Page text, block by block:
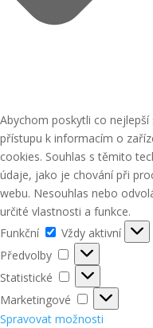
Abychom poskytli co
přístupu k informacím o
cookies. Souhlas s těmito
údaje, jako je chování při
webu. Nesouhlas nebo
určité vlastnosti a funkce.
Funkční
Funkční
Vždy aktivní
Předvolby
Předvolby
Statistické
Statistické
Marketingové
Spravovat možnosti